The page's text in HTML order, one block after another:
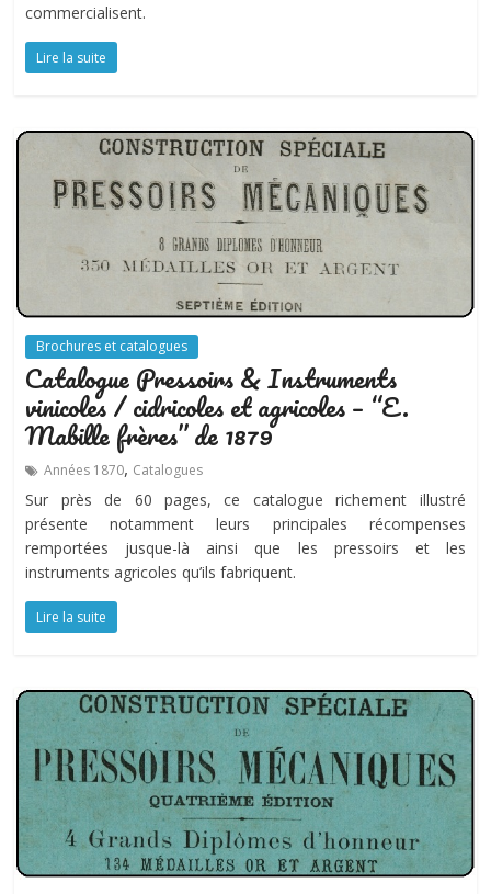
commercialisent.
Lire la suite
Brochures et catalogues
Catalogue Pressoirs & Instruments
vinicoles / cidricoles et agricoles – “E.
Mabille frères” de 1879
Années 1870, Catalogues
Sur près de 60 pages, ce catalogue richement illustré
présente notamment leurs principales récompenses
remportées jusque-là ainsi que les pressoirs et les
instruments agricoles qu’ils fabriquent.
Lire la suite